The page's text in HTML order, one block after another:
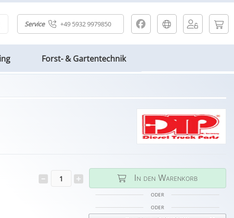
Service +49 5932 9979850
Forst- & Gartentechnik
In den Warenkorb
ODER
ODER